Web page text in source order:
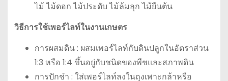
ไม้ ไม้ดอก ไม้ประดับ ไม้ล้มลุก ไม้ยืนต้น
วิธีการใช้เพอร์ไลท์ในงานเกษตร
การผสมดิน : ผสมเพอร์ไลท์กับดินปลูกในอัตราส่วน
1:3 หรือ 1:4 ขึ้นอยู่กับชนิดของพืชและสภาพดิน
การปักชำ : ใส่เพอร์ไลท์ลงในถุงเพาะกล้าหรือ